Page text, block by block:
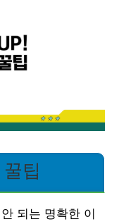
팁
되는 명확한 이